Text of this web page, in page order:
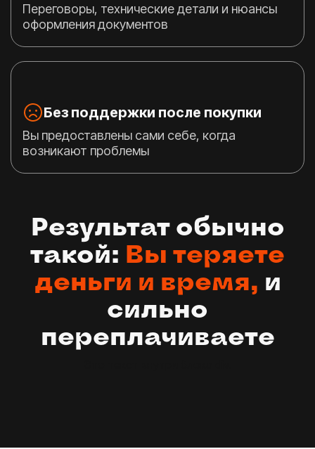
Переговоры, технические детали и нюансы
оформления документов
Без поддержки после покупки
Вы предоставлены сами себе, когда
возникают проблемы
Результат обычно
такой: Вы теряете
деньги и время, и
сильно
переплачиваете